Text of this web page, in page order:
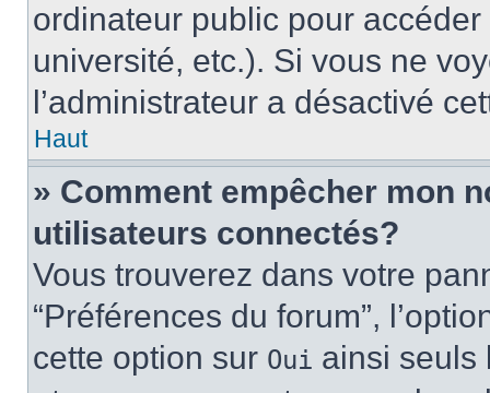
ordinateur public pour
université, etc.). Si vous ne
l’administrateur a désactivé
Haut
» Comment empêcher mon
utilisateurs connectés?
Vous trouverez dans votre
“Préférences du forum”,
cette option sur Oui ainsi seuls